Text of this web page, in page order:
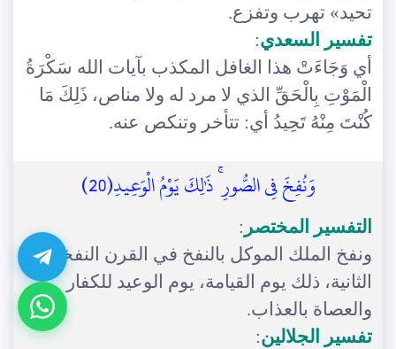
تحيد» تهرب وتفزع.
تفسير السعدي:
أي وَجَاءَتْ هذا الغافل المكذب بآيات الله سَكْرَةُ
الْمَوْتِ بِالْحَقِّ الذي لا مرد له ولا مناص، ذَلِكَ مَا
كُنْتَ مِنْهُ تَحِيدُ أي: تتأخر وتنكص عنه.
وَنُفِخَ فِي الصُّورِ ۚ ذَٰلِكَ يَوْمُ الْوَعِيدِ(20)
التفسير المختصر :
ونفخ الملك الموكل بالنفخ في القرن النفخة
الثانية، ذلك يوم القيامة، يوم الوعيد للكفار
والعصاة بالعذاب.
تفسير الجلالين: